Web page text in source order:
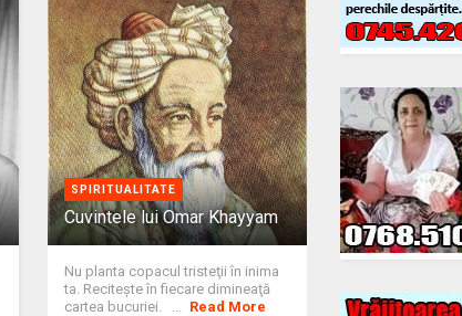
SPIRITUALITATE
Cuvintele lui Omar Khayyam
Nu planta copacul tristeţii în inima
ta. Reciteşte în fiecare dimineaţă
cartea bucuriei. ... Read More